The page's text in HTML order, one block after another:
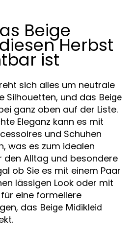
Beige
Herbst
ist
sich alles um neutrale
Silhouetten, und das Beige
ganz oben auf der Liste.
Eleganz kann es mit
und Schuhen
was es zum idealen
den Alltag und besondere
ob Sie es mit einem Paar
lässigen Look oder mit
eine formellere
das Beige Midikleid